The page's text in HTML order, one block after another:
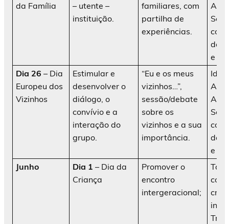
da Família
– utente –
instituição.
familiares, com
partilha de
experiências.
da
e
Dia 26 – Dia
Europeu dos
Vizinhos
Estimular e
desenvolver o
diálogo, o
convívio e a
interação do
grupo.
“Eu e os meus
vizinhos…”,
sessão/debate
sobre os
vizinhos e a sua
importância.
da
e
Junho
Dia 1 – Dia da
Criança
Promover o
encontro
intergeracional;
com